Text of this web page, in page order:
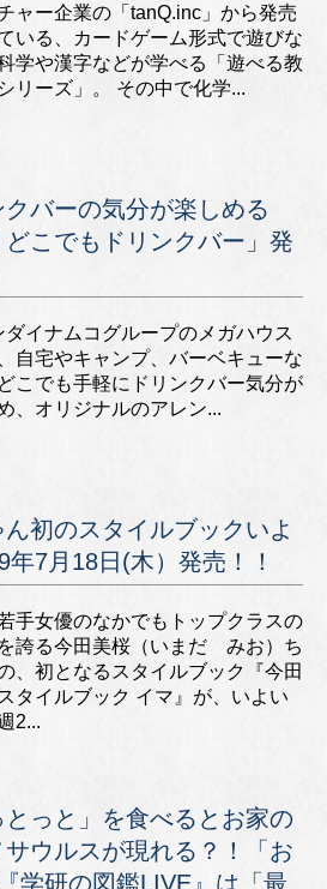
ャー企業の「tanQ.inc」から発売
いる、カードゲーム形式で遊びな
学や漢字などが学べる「遊べる教
リーズ」。 その中で化学...
バーの気分が楽しめる
どこでもドリンクバー」発
ダイナムコグループのメガハウス
自宅やキャンプ、バーベキューな
こでも手軽にドリンクバー気分が
、オリジナルのアレン...
初のスタイルブックいよ
年7月18日(木）発売！！
手女優のなかでもトップクラスの
誇る今田美桜（いまだ みお）ち
、初となるスタイルブック『今田
タイルブック イマ』が、いよい
2...
とっと」を食べるとお家の
ウルスが現れる？！「お
学研の図鑑LIVE』は「最